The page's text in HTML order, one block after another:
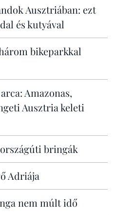
Ausztriában: ezt
és kutyával
bikeparkkal
Amazonas,
Ausztria keleti
bringák
Adriája
nem múlt idő